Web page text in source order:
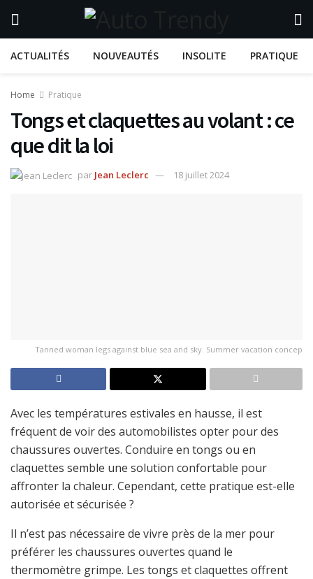
ACTUALITÉS NOUVEAUTÉS INSOLITE PRATIQUE
Home Pratique
Tongs et claquettes au volant : ce
que dit la loi
par Jean Leclerc 18 juillet 2024
Tanned woman legs against blue sea and sky. Summer vacation concep
Avec les températures estivales en hausse, il est
fréquent de voir des automobilistes opter pour des
chaussures ouvertes. Conduire en tongs ou en
claquettes semble une solution confortable pour
affronter la chaleur. Cependant, cette pratique est-elle
autorisée et sécurisée ?
Il n’est pas nécessaire de vivre près de la mer pour
préférer les chaussures ouvertes quand le
thermomètre grimpe. Les tongs et claquettes offrent